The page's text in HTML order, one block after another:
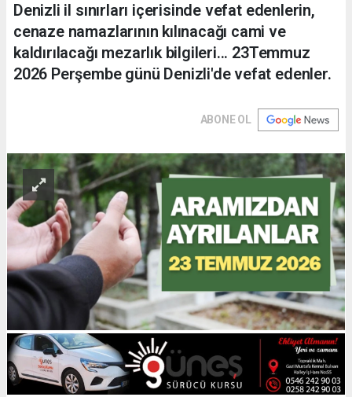
Denizli il sınırları içerisinde vefat edenlerin,
cenaze namazlarının kılınacağı cami ve
kaldırılacağı mezarlık bilgileri... 23Temmuz
2026 Perşembe günü Denizli'de vefat edenler.
ABONE OL